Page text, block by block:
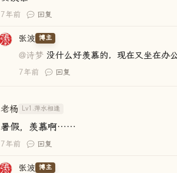
7年前 回复
张波 博主
@诗梦 没什么好羡慕的，现在又坐在办
7年前 回复
老杨 Lv1.萍水相逢
暑假，羡慕啊……
7年前 回复
张波 博主